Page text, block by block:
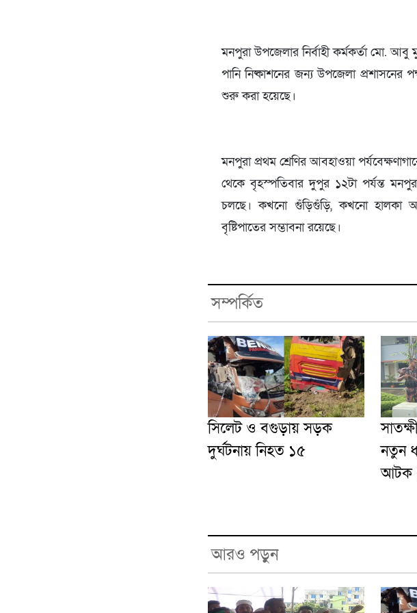
মনপুরা উপজেলার নির্বাহী কর্মকর্তা মো. আবু
পানি নিষ্কাশনের জন্য উপজেলা প্রশাসনের
শুরু করা হয়েছে।
মনপুরা প্রথম শ্রেণির আবহাওয়া
থেকে বৃহস্পতিবার দুপুর ১২টা পর্যন্ত
চলছে। কখনো গুঁড়িগুঁড়ি, কখনো হালকা
বৃষ্টিপাতের সম্ভাবনা রয়েছে।
সম্পর্কিত
সিলেট ও বগুড়ায় সড়ক
দুর্ঘটনায় নিহত ১৫
নতুন
আটক
আরও পড়ুন